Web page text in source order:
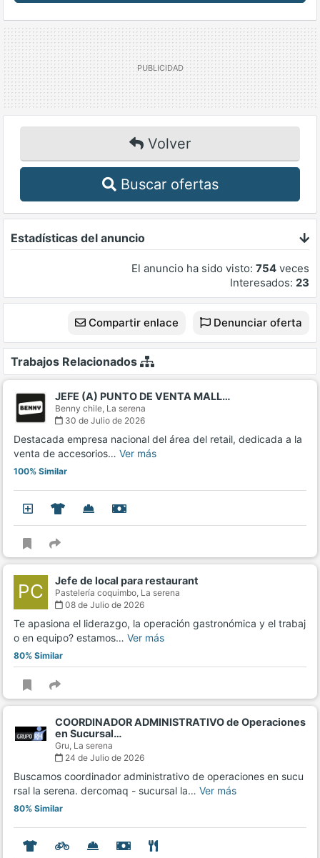
Volver
Buscar ofertas
Estadísticas del anuncio
El anuncio ha sido visto: 754 veces
Interesados: 23
Compartir enlace Denunciar oferta
Trabajos Relacionados
JEFE (A) PUNTO DE VENTA MALL…
Benny chile, La serena
30 de Julio de 2026
Destacada empresa nacional del área del retail, dedicada a la
venta de accesorios… Ver más
100% Similar
PC Jefe de local para restaurant
Pastelería coquimbo, La serena
08 de Julio de 2026
Te apasiona el liderazgo, la operación gastronómica y el trabaj
o en equipo? estamos… Ver más
80% Similar
COORDINADOR ADMINISTRATIVO de Operaciones
en Sucursal…
Gru, La serena
24 de Julio de 2026
Buscamos coordinador administrativo de operaciones en sucu
rsal la serena. dercomaq - sucursal la… Ver más
80% Similar